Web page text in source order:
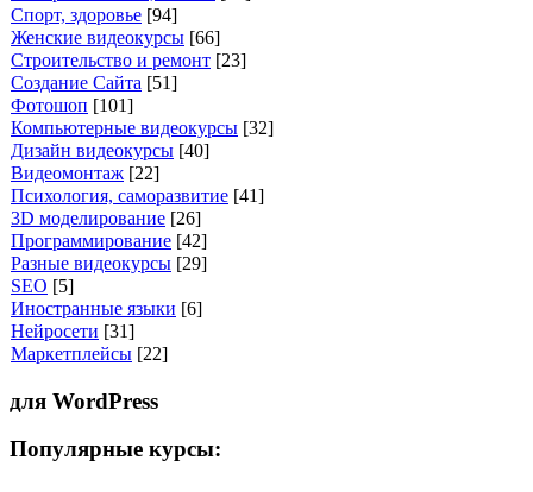
Спорт, здоровье [94]
Женские видеокурсы [66]
Строительство и ремонт [23]
Создание Сайта [51]
Фотошоп [101]
Компьютерные видеокурсы [32]
Дизайн видеокурсы [40]
Видеомонтаж [22]
Психология, саморазвитие [41]
3D моделирование [26]
Программирование [42]
Разные видеокурсы [29]
SEO [5]
Иностранные языки [6]
Нейросети [31]
Маркетплейсы [22]
для WordPress
Популярные курсы: